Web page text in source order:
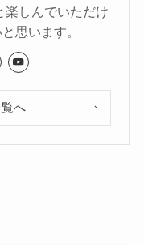
楽しんでいただけ
思います。
へ